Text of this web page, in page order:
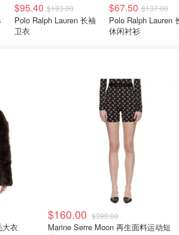
$95.40 $193.00
Polo Ralph Lauren 长袖
卫衣
$67.50 $137.00
Polo Ralph Lauren
休闲衬衫
毛大衣
$160.00 $390.00
Marine Serre Moon 再生面料运动短